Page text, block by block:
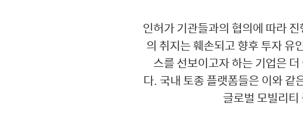
인허가 기관들과의 협의에 따라
의 취지는 훼손되고 향후 투자 유
스를 선보이고자 하는 기업은
다. 국내 토종 플랫폼들은 이와 같
글로벌 모빌리